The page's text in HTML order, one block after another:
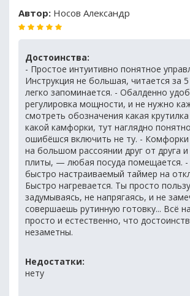
Автор: Носов Александр
Достоинства:
- Простое интуитивно понятное
Инструкция не большая, читается за
легко запоминается. - Обалденно
регулировка мощности, и не нужно
смотреть обозначения какая
какой камфорки, тут наглядно
ошибёшся включить не ту. -
на большом рассоянии друг от друга
плиты, — любая посуда помещается. -
быстро настраиваемый таймер на
Быстро нагревается. Ты просто
задумываясь, не напрягаясь, и не
совершаешь рутинную готовку... Всё
просто и естественно, что
незаметны.
Недостатки:
нету